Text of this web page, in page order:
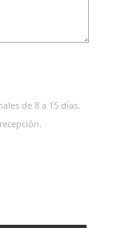
de 8 a 15 días.